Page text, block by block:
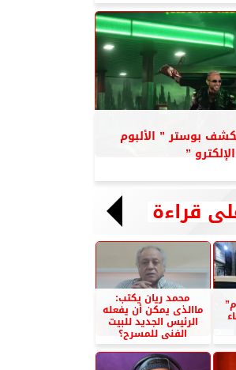
بوستر ” الألبوم
الإلكترو ”
قراءة
محمد ريان يكتب:
ماالذى يمكن أن يفعله
الرئيس الجديد للبيت
الفنى للمسرح؟